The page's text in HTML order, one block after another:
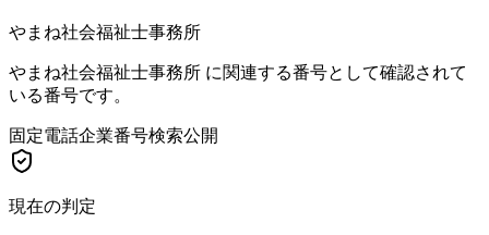
やまね社会福祉士事務所
やまね社会福祉士事務所 に関連する番号として確認されて
いる番号です。
固定電話企業番号検索公開
現在の判定